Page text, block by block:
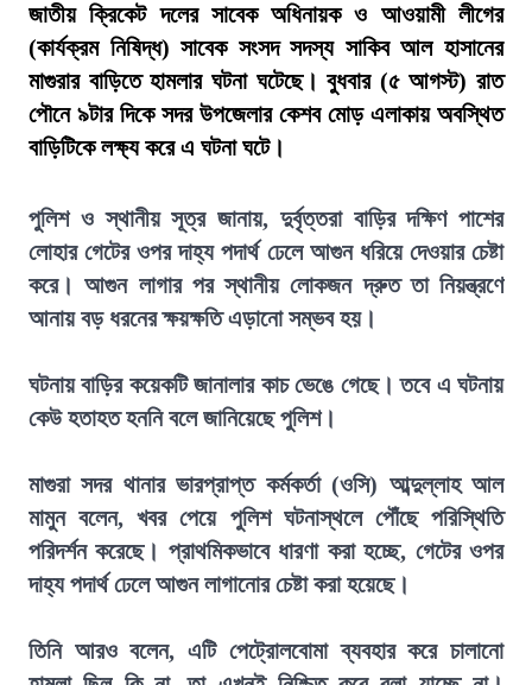
জাতীয় ক্রিকেট দলের সাবেক অধিনায়ক ও আওয়ামী লীগের
(কার্যক্রম নিষিদ্ধ) সাবেক সংসদ সদস্য সাকিব আল হাসানের
মাগুরার বাড়িতে হামলার ঘটনা ঘটেছে। বুধবার (৫ আগস্ট) রাত
পৌনে ৯টার দিকে সদর উপজেলার কেশব মোড় এলাকায় অবস্থিত
বাড়িটিকে লক্ষ্য করে এ ঘটনা ঘটে।
পুলিশ ও স্থানীয় সূত্র জানায়, দুর্বৃত্তরা বাড়ির দক্ষিণ পাশের
লোহার গেটের ওপর দাহ্য পদার্থ ঢেলে আগুন ধরিয়ে দেওয়ার চেষ্টা
করে। আগুন লাগার পর স্থানীয় লোকজন দ্রুত তা নিয়ন্ত্রণে
আনায় বড় ধরনের ক্ষয়ক্ষতি এড়ানো সম্ভব হয়।
ঘটনায় বাড়ির কয়েকটি জানালার কাচ ভেঙে গেছে। তবে এ ঘটনায়
কেউ হতাহত হননি বলে জানিয়েছে পুলিশ।
মাগুরা সদর থানার ভারপ্রাপ্ত কর্মকর্তা (ওসি) আব্দুল্লাহ আল
মামুন বলেন, খবর পেয়ে পুলিশ ঘটনাস্থলে পৌঁছে পরিস্থিতি
পরিদর্শন করেছে। প্রাথমিকভাবে ধারণা করা হচ্ছে, গেটের ওপর
দাহ্য পদার্থ ঢেলে আগুন লাগানোর চেষ্টা করা হয়েছে।
তিনি আরও বলেন, এটি পেট্রোলবোমা ব্যবহার করে চালানো